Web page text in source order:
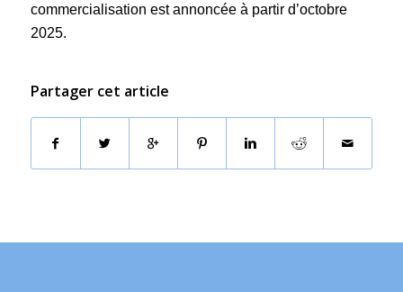
commercialisation est annoncée à partir d’octobre
2025.
Partager cet article